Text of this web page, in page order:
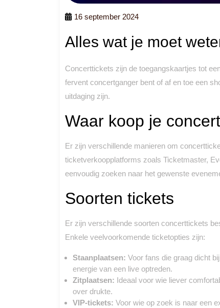
16 september 2024
Alles wat je moet
Concerttickets zijn de toegangskaartjes tot
fervent concertganger bent of af en toe een
uitdaging zijn.
Waar koop je
Er zijn verschillende manieren om
ticketverkoopplatforms zoals Ticketmaster,
eenvoudig zoeken naar het gewenste
Soorten tickets
Er zijn verschillende soorten concerttickets
Enkele veelvoorkomende ticketopties zijn:
Staanplaatsen: Voor fans die graag dicht
energie van een live optreden.
Zitplaatsen: Ideaal voor wie liever
over drukte.
VIP-tickets: Voor wie op zoek is naar een